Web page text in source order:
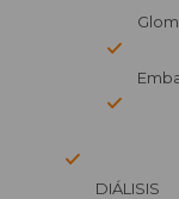
DIÁLISIS